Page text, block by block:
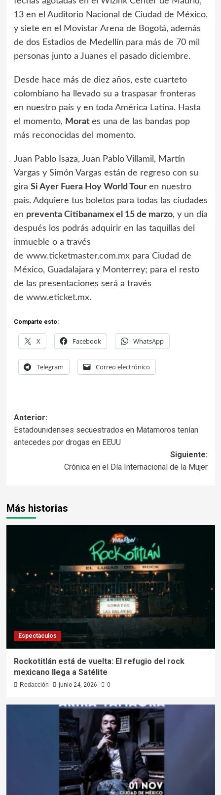
13 en el Auditorio Nacional de Ciudad de México,
y siete en el Movistar Arena de Bogotá, además
de dos Estadios de Medellín para más de 70 mil
personas junto a Juanes el pasado diciembre.
Desde hace más de diez años, este cuarteto
colombiano ha llevado su a traspasar fronteras
en nuestro país y en toda América Latina. Hasta
el momento, Morat es una de las bandas pop
más reconocidas del momento.
Juan Pablo Isaza, Juan Pablo Villamil, Martín
Vargas y Simón Vargas están de regreso con su
gira Si Ayer Fuera Hoy World Tour en nuestro
país. Adquiere tus boletos para todas las ciudades
en preventa Citibanamex el 15 de marzo, y un día
después los podrás adquirir en las taquillas del
inmueble o a través
de www.ticketmaster.com.mxpara Ciudad de
México, Guadalajara y Monterrey; para el resto
de las presentaciones será a través
de www.eticket.mx.
Comparte esto:
X Facebook WhatsApp
Telegram Correo electrónico
Anterior:
Estadounidenses secuestrados en Matamoros tenían
antecedes por drogas en EEUU
Siguiente:
Crónica en el Día Internacional de la Mujer
Más historias
Espectáculos
Rockotitlán está de vuelta: El refugio del rock
mexicano llega a Satélite
Redacción junio 24, 2026 0